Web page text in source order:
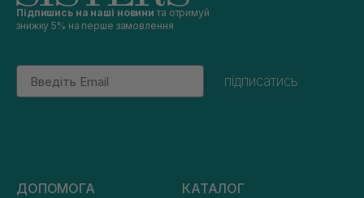
Підпишись на наші новини та отримуй
знижку 5% на перше замовлення
Email
підписатись
ДОПОМОГА КАТАЛОГ